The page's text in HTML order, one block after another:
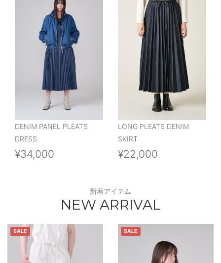
DENIM PANEL PLEATS
DRESS
¥34,000
LONG PLEATS DENIM
SKIRT
¥22,000
新着アイテム
NEW ARRIVAL
SALE SALE